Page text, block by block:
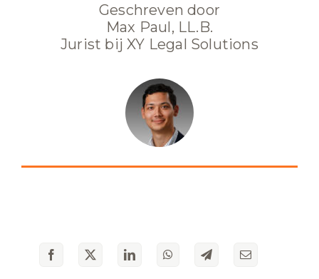
Geschreven door
Max Paul, LL.B.
Jurist bij XY Legal Solutions